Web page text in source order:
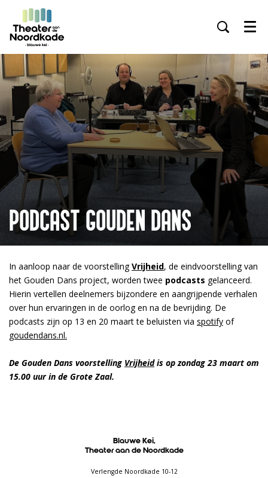
Menu
PODCAST GOUDEN DANS
In aanloop naar de voorstellingVrijheid, de eindvoorstelling van
het Gouden Dans project, worden twee podcasts gelanceerd.
Hierin vertellen deelnemers bijzondere en aangrijpende verhalen
over hun ervaringen in de oorlog en na de bevrijding. De
podcasts zijn op 13 en 20 maart te beluisten via spotify of
goudendans.nl.
De Gouden Dans voorstelling Vrijheidis op zondag 23 maart om
15.00 uur in de Grote Zaal.
Blauwe Kei,
Theater aan de Noordkade
Verlengde Noordkade 10-12